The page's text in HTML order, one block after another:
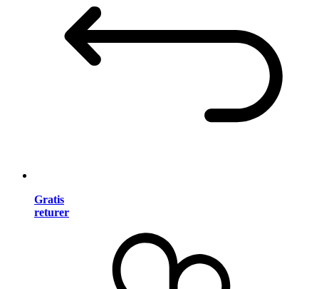
Gratis
returer